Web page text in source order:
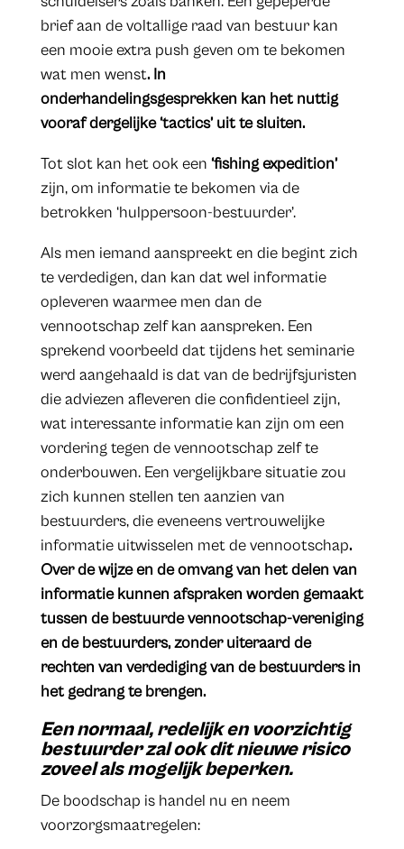
brief aan de voltallige raad van bestuur kan
een mooie extra push geven om te bekomen
wat men wenst. In
onderhandelingsgesprekken kan het nuttig
vooraf dergelijke ‘tactics’ uit te sluiten.
Tot slot kan het ook een ‘fishing expedition’
zijn, om informatie te bekomen via de
betrokken ‘hulppersoon-bestuurder’.
Als men iemand aanspreekt en die begint zich
te verdedigen, dan kan dat wel informatie
opleveren waarmee men dan de
vennootschap zelf kan aanspreken. Een
sprekend voorbeeld dat tijdens het seminarie
werd aangehaald is dat van de bedrijfsjuristen
die adviezen afleveren die confidentieel zijn,
wat interessante informatie kan zijn om een
vordering tegen de vennootschap zelf te
onderbouwen. Een vergelijkbare situatie zou
zich kunnen stellen ten aanzien van
bestuurders, die eveneens vertrouwelijke
informatie uitwisselen met de vennootschap.
Over de wijze en de omvang van het delen van
informatie kunnen afspraken worden gemaakt
tussen de bestuurde vennootschap-vereniging
en de bestuurders, zonder uiteraard de
rechten van verdediging van de bestuurders in
het gedrang te brengen.
Een normaal, redelijk en voorzichtig
bestuurder zal ook dit nieuwe risico
zoveel als mogelijk beperken.
De boodschap is handel nu en neem
voorzorgsmaatregelen: